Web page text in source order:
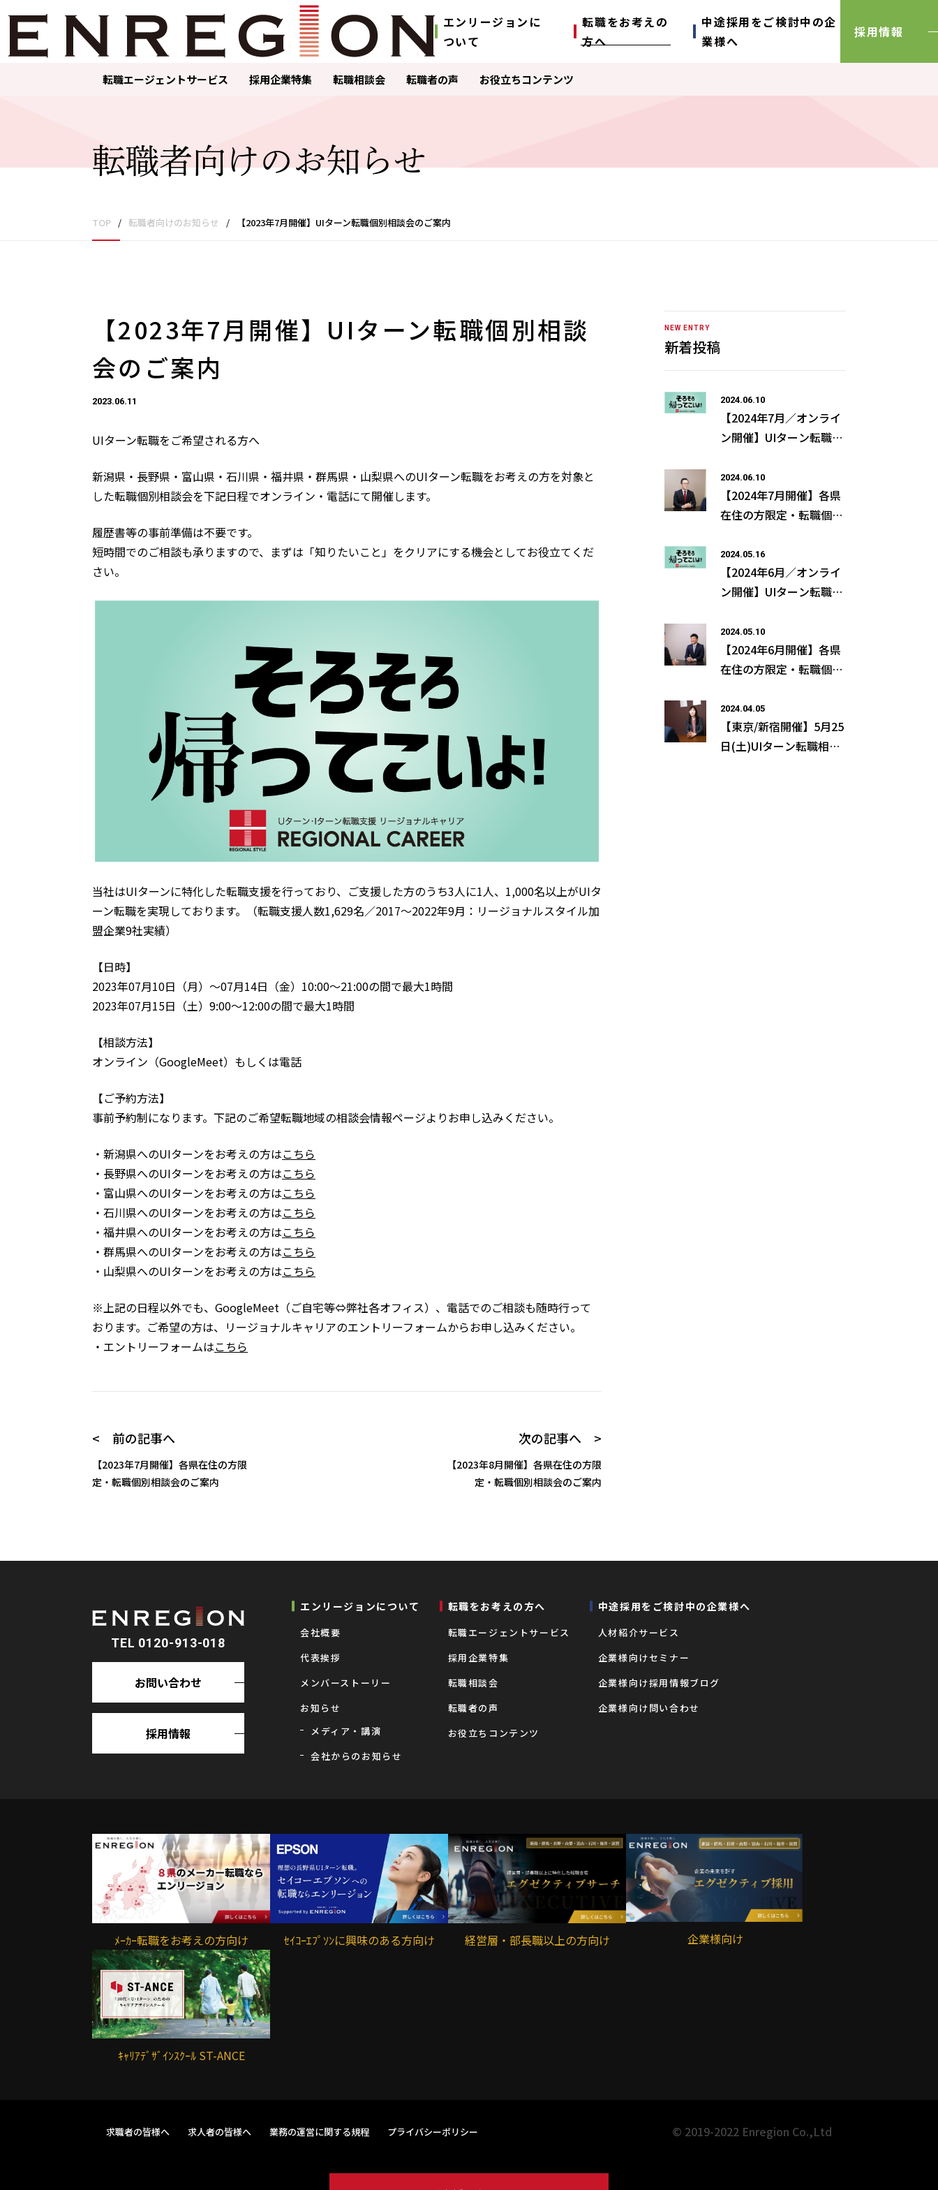
エンリージョンに
ついて
転職をお考えの
⽅へ
転職エージェントサービス 採用企業特集 転職相談会 転職者の声 お役立ちコンテンツ
中途採用をご検討中の企
業様へ
採用情報
転職者向けのお知らせ
TOP / 転職者向けのお知らせ / 【2023年7月開催】UIターン転職個別相談会のご案内
【2023年7月開催】UIターン転職個別相談
会のご案内
2023.06.11
UIターン転職をご希望される方へ
新潟県・長野県・富山県・石川県・福井県・群馬県・山梨県へのUIターン転職をお考えの方を対象と
した転職個別相談会を下記日程でオンライン・電話にて開催します。
履歴書等の事前準備は不要です。
短時間でのご相談も承りますので、まずは「知りたいこと」をクリアにする機会としてお役立てくだ
さい。
当社はUIターンに特化した転職支援を行っており、ご支援した方のうち3人に1人、1,000名以上がUIタ
ーン転職を実現しております。（転職支援人数1,629名／2017～2022年9月：リージョナルスタイル加
盟企業9社実績）
【日時】
2023年07月10日（月）～07月14日（金）10:00～21:00の間で最大1時間
2023年07月15日（土）9:00～12:00の間で最大1時間
【相談方法】
オンライン（GoogleMeet）もしくは電話
【ご予約方法】
事前予約制になります。下記のご希望転職地域の相談会情報ページよりお申し込みください。
・新潟県へのUIターンをお考えの方はこちら
・長野県へのUIターンをお考えの方はこちら
・富山県へのUIターンをお考えの方はこちら
・石川県へのUIターンをお考えの方はこちら
・福井県へのUIターンをお考えの方はこちら
・群馬県へのUIターンをお考えの方はこちら
・山梨県へのUIターンをお考えの方はこちら
※上記の日程以外でも、GoogleMeet（ご自宅等⇔弊社各オフィス）、電話でのご相談も随時行って
おります。ご希望の方は、リージョナルキャリアのエントリーフォームからお申し込みください。
・エントリーフォームはこちら
< 前の記事へ
【2023年7月開催】各県在住の方限
定・転職個別相談会のご案内
次の記事へ >
【2023年8月開催】各県在住の方限
定・転職個別相談会のご案内
NEW ENTRY
新着投稿
2024.06.10
【2024年7月／オンライ
ン開催】UIターン転職個
2024.06.10
【2024年7月開催】各県
在住の方限定・転職個別
2024.05.16
【2024年6月／オンライ
ン開催】UIターン転職個
2024.05.10
【2024年6月開催】各県
在住の方限定・転職個別
2024.04.05
【東京/新宿開催】5月25
日(土)UIターン転職相談
TEL 0120-913-018
お問い合わせ
採用情報
エンリージョンについて
会社概要
代表挨拶
メンバーストーリー
お知らせ
メディア・講演
会社からのお知らせ
転職をお考えの⽅へ
転職エージェントサービス
採用企業特集
転職相談会
転職者の声
お役立ちコンテンツ
中途採用をご検討中の企業様へ
⼈材紹介サービス
企業様向けセミナー
企業様向け採用情報ブログ
企業様向け問い合わせ
ﾒｰｶｰ転職をお考えの方向け ｾｲｺｰｴﾌﾟｿﾝに興味のある方向け 経営層・部長職以上の方向け 企業様向け
ｷｬﾘｱﾃﾞｻﾞｲﾝｽｸｰﾙ ST-ANCE
求職者の皆様へ 求人者の皆様へ 業務の運営に関する規程 プライバシーポリシー © 2019-2022 Enregion Co.,Ltd